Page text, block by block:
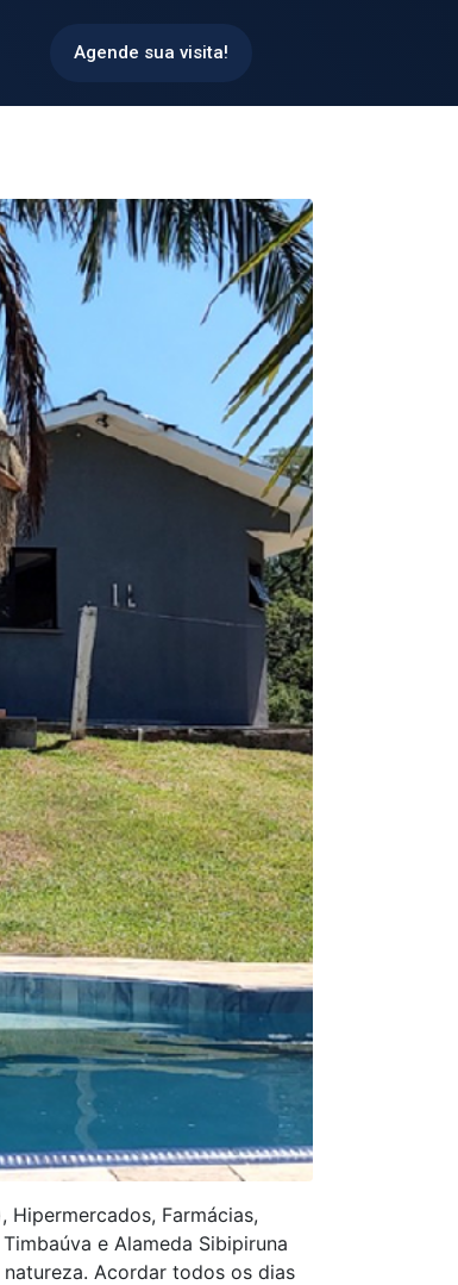
Agende sua visita!
Farmácias,
e Alameda Sibipiruna
Acordar todos os dias